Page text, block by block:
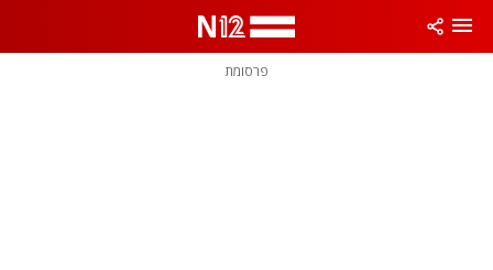
פרסומת